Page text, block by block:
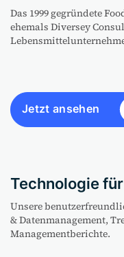
Das 1999 gegründete
ehemals Diversey
Jetzt ansehen
Technologie
Unsere
& Datenmanagement,
Managementberichte.